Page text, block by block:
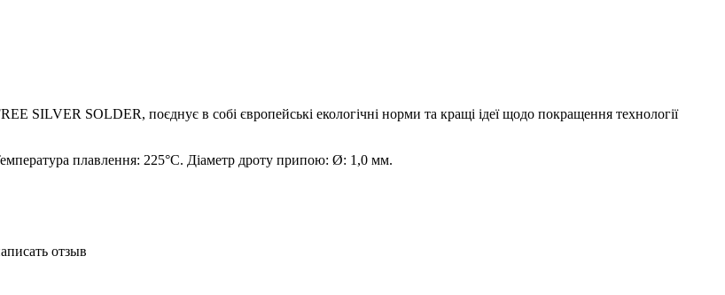
SILVER SOLDER, поєднує в собі європейські екологічні норми та кращі ідеї щодо покращення технології
плавлення: 225°C. Діаметр дроту припою: Ø: 1,0 мм.
отзыв